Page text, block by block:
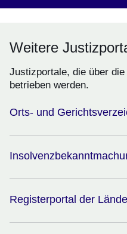
Weitere
Justizportale, die über
betrieben werden.
Orts- und
Registerportal der